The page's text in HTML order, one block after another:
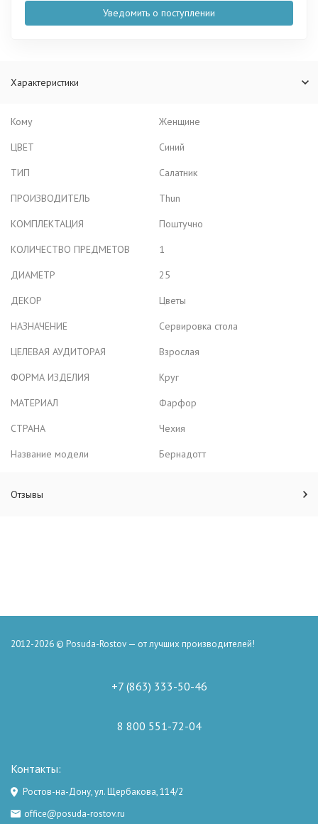
Уведомить о поступлении
Характеристики
Кому
Женщине
ЦВЕТ
Синий
ТИП
Салатник
ПРОИЗВОДИТЕЛЬ
Thun
КОМПЛЕКТАЦИЯ
Поштучно
КОЛИЧЕСТВО ПРЕДМЕТОВ
1
ДИАМЕТР
25
ДЕКОР
Цветы
НАЗНАЧЕНИЕ
Сервировка стола
ЦЕЛЕВАЯ АУДИТОРАЯ
Взрослая
ФОРМА ИЗДЕЛИЯ
Круг
МАТЕРИАЛ
Фарфор
СТРАНА
Чехия
Название модели
Бернадотт
Отзывы
2012-2026 © Posuda-Rostov — от лучших производителей!
+7 (863) 333-50-46
8 800 551-72-04
Контакты:
Ростов-на-Дону, ул. Щербакова, 114/2
office@posuda-rostov.ru